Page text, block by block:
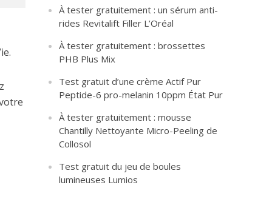
À tester gratuitement : un sérum anti-
rides Revitalift Filler L’Oréal
À tester gratuitement : brossettes
PHB Plus Mix
Test gratuit d’une crème Actif Pur
Peptide-6 pro-melanin 10ppm État Pur
À tester gratuitement : mousse
Chantilly Nettoyante Micro-Peeling de
Collosol
Test gratuit du jeu de boules
lumineuses Lumios